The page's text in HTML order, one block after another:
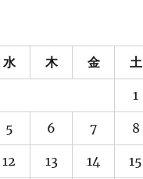
水 木 金 土
1
5 6 7 8
12 13 14 15